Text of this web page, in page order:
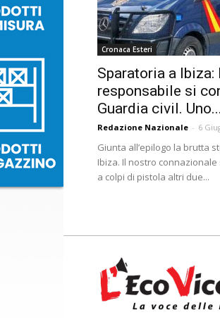
Cronaca Esteri
Sparatoria a Ibiza:
responsabile si
Guardia civil. Uno...
Redazione Nazionale - 6
Giunta all’epilogo la brutta
Ibiza. Il nostro
a colpi di pistola altri due...